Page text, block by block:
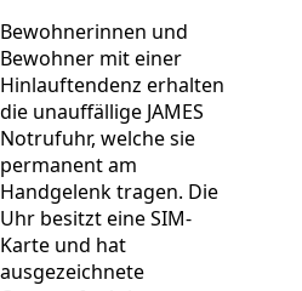
Bewohnerinnen und
Bewohner mit einer
Hinlauftendenz erhalten
die unauffällige JAMES
Notrufuhr, welche sie
permanent am
Handgelenk tragen. Die
Uhr besitzt eine SIM-
Karte und hat
ausgezeichnete